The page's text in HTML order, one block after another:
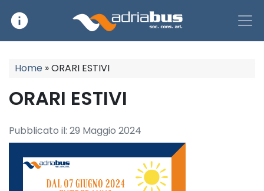
Main Navigation
info
Home »ORARI ESTIVI
ORARI ESTIVI
Pubblicato il: 29 Maggio 2024